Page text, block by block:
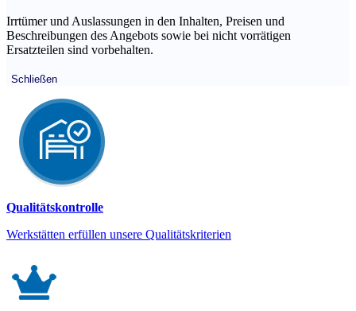
Irrtümer und Auslassungen in den Inhalten, Preisen und
Beschreibungen des Angebots sowie bei nicht vorrätigen
Ersatzteilen sind vorbehalten.
Schließen
Qualitätskontrolle
Werkstätten erfüllen unsere Qualitätskriterien